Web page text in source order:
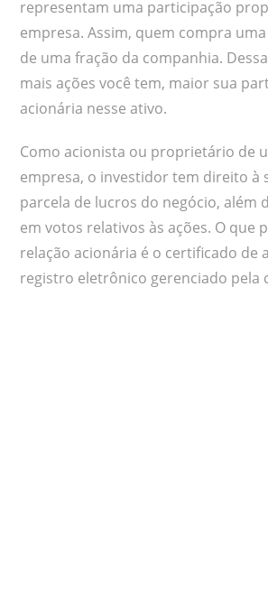
representam uma participação
empresa. Assim, quem compra uma
de uma fração da companhia.
mais ações você tem, maior sua
acionária nesse ativo.
Como acionista ou proprietário de
empresa, o investidor tem direito à
parcela de lucros do negócio, além
em votos relativos às ações. O que
relação acionária é o certificado de
registro eletrônico gerenciado pela